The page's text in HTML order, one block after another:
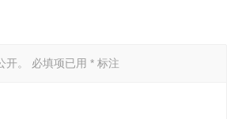
。 必填项已用 *标注